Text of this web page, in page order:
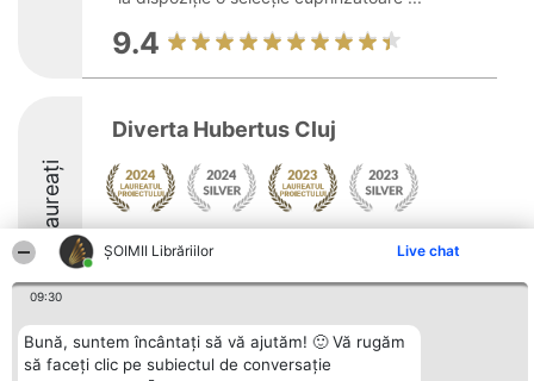
ȘOIMII Librăriilor Live chat
09:30
Bună, suntem încântați să vă ajutăm! 🙂 Vă rugăm
să faceți clic pe subiectul de conversație
9.4
Laureați
Diverta Hubertus Cluj
Organizator Ranking Plebiscyt